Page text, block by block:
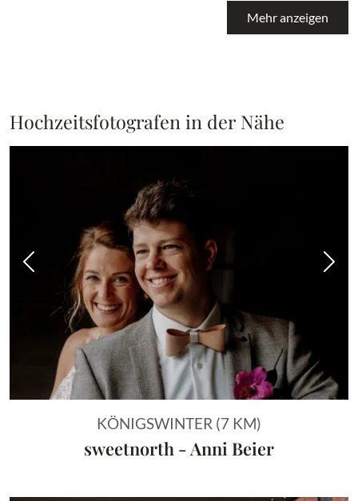
Mehr anzeigen
Hochzeitsfotografen in der Nähe
Vorheriges Bild
KÖNIGSWINTER (7 KM)
sweetnorth - Anni Beier